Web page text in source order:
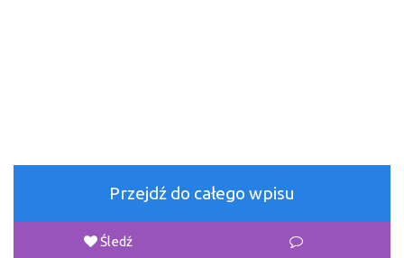
Przejdź do całego wpisu
Śledź